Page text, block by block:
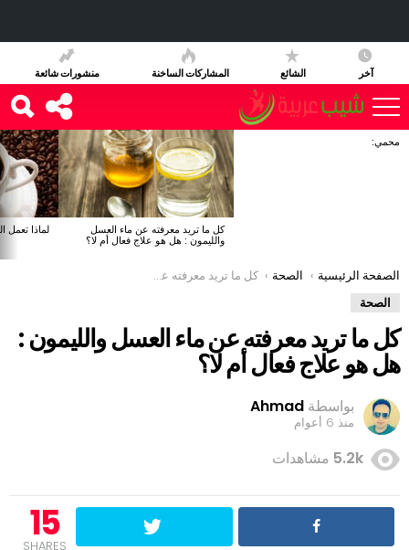
آخر الشائع المشاركات الساخنة منشورات شائعة
آخر
محمي:
كل ما تريد معرفته عن ماء العسل
والليمون : هل هو علاج فعال أم لا؟
لماذا تعمل
You are here:
الصفحة الرئيسية الصحة
كل ما تريد معرفته عن ماء العسل والليمون : هل هو علاج فعال أم لا؟
الصحة
كل ما تريد معرفته عن ماء العسل والليمون :
هل هو علاج فعال أم لا؟
بواسطة Ahmad
منذ 6 أعوام
5.2k مشاهدات
15
SHARES